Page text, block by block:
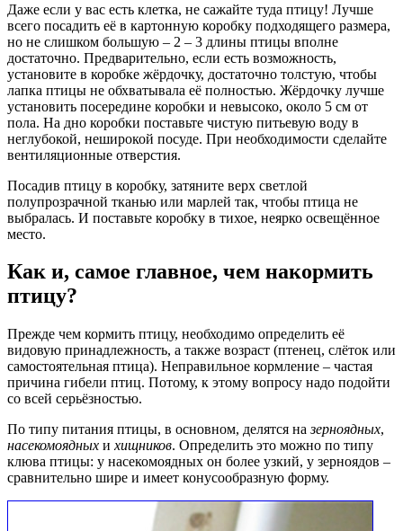
Даже если у вас есть клетка, не сажайте туда птицу! Лучше
всего посадить её в картонную коробку подходящего размера,
но не слишком большую – 2 – 3 длины птицы вполне
достаточно. Предварительно, если есть возможность,
установите в коробке жёрдочку, достаточно толстую, чтобы
лапка птицы не обхватывала её полностью. Жёрдочку лучше
установить посередине коробки и невысоко, около 5 см от
пола. На дно коробки поставьте чистую питьевую воду в
неглубокой, неширокой посуде. При необходимости сделайте
вентиляционные отверстия.
Посадив птицу в коробку, затяните верх светлой
полупрозрачной тканью или марлей так, чтобы птица не
выбралась. И поставьте коробку в тихое, неярко освещённое
место.
Как и, самое главное, чем накормить
птицу?
Прежде чем кормить птицу, необходимо определить её
видовую принадлежность, а также возраст (птенец, слёток или
самостоятельная птица). Неправильное кормление – частая
причина гибели птиц. Потому, к этому вопросу надо подойти
со всей серьёзностью.
По типу питания птицы, в основном, делятся назерноядных,
насекомоядных и хищников. Определить это можно по типу
клюва птицы: у насекомоядных он более узкий, у зерноядов –
сравнительно шире и имеет конусообразную форму.